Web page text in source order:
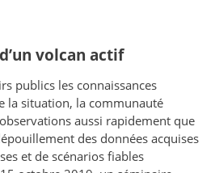
volcan actif
publics les connaissances
la situation, la communauté
aussi rapidement que
des données acquises
et de scénarios fiables